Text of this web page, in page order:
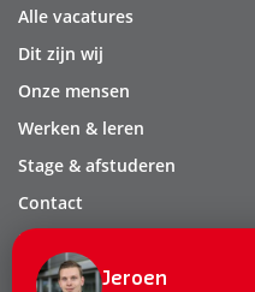
Jeroen
Alle vacatures
Dit zijn wij
Onze mensen
Werken & leren
Stage & afstuderen
Contact
Privacy
Leveringsvoorwaarden